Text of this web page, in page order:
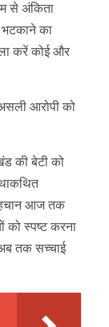
से अंकिता
भटकाने का
करें कोई और
आरोपी को
की बेटी को
आज तक
को स्पष्ट करना
तक सच्चाई